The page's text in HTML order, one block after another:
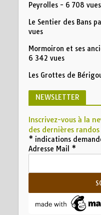
Peyrolles- 6 708 vues
Le Sentier des Bans
vues
Mormoiron et ses
6 342 vues
Les Grottes de
NEWSLETTER
Inscrivez-vous à la
des dernières randos
* indications
Adresse Mail *